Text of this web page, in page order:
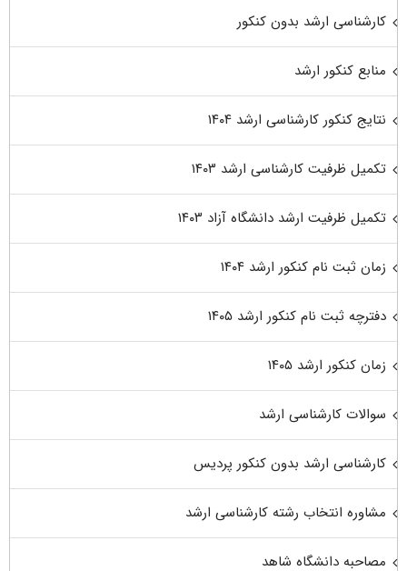
کارشناسی ارشد بدون کنکور
منابع کنکور ارشد
نتایج کنکور کارشناسی ارشد ۱۴۰۴
تکمیل ظرفیت کارشناسی ارشد ۱۴۰۳
تکمیل ظرفیت ارشد دانشگاه آزاد ۱۴۰۳
زمان ثبت نام کنکور ارشد ۱۴۰۴
دفترچه ثبت نام کنکور ارشد ۱۴۰۵
زمان کنکور ارشد ۱۴۰۵
سوالات کارشناسی ارشد
کارشناسی ارشد بدون کنکور پردیس
مشاوره انتخاب رشته کارشناسی ارشد
مصاحبه دانشگاه شاهد